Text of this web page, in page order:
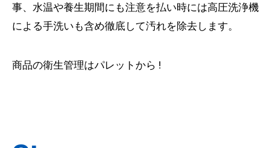
事、水温や養生期間にも注意を払い時には高圧洗浄機
による手洗いも含め徹底して汚れを除去します。
商品の衛生管理はパレットから !